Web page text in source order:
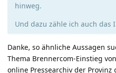
hinweg.
Und dazu zähle ich auch das
Danke, so ähnliche Aussagen
Thema Brennercom-Einstieg
online Pressearchiv der